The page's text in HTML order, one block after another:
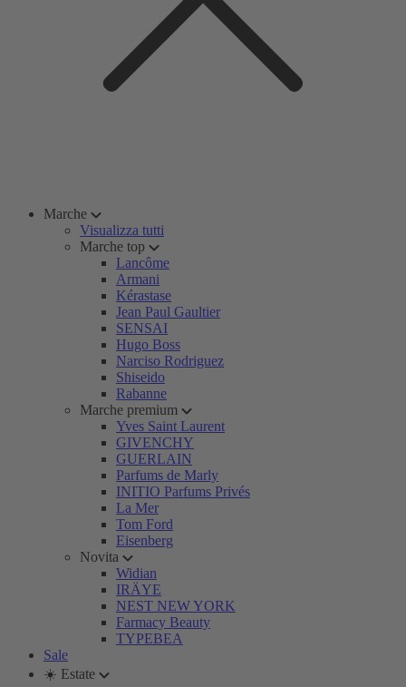
Marche
Visualizza tutti
Marche top
Lancôme
Armani
Kérastase
Jean Paul Gaultier
SENSAI
Hugo Boss
Narciso Rodriguez
Shiseido
Rabanne
Marche premium
Yves Saint Laurent
GIVENCHY
GUERLAIN
Parfums de Marly
INITIO Parfums Privés
La Mer
Tom Ford
Eisenberg
Novita
Widian
IRÄYE
NEST NEW YORK
Farmacy Beauty
TYPEBEA
Sale
☀️ Estate